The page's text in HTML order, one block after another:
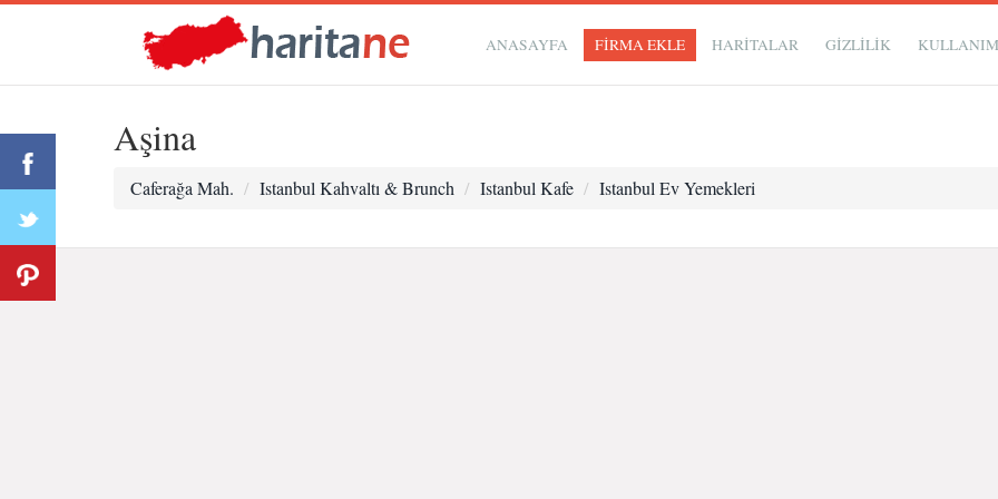
ANASAYFA FİRMA EKLE HARİTALAR GIZLILIK
Aşina
Caferağa Mah. Istanbul Kahvaltı & Brunch Istanbul Kafe Istanbul Ev Yemekleri